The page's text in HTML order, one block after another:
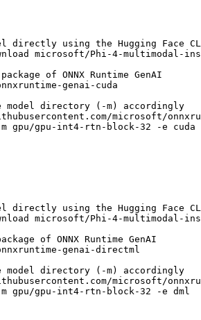
directly using the Hugging Face
microsoft/Phi-4-
of ONNX Runtime GenAI
genai-cuda
model directory (-m) accordingly
microsoft/
m gpu/gpu-int4-rtn-block-32 -e cuda
directly using the Hugging Face
microsoft/Phi-4-
of ONNX Runtime GenAI
genai-directml
model directory (-m) accordingly
microsoft/
m gpu/gpu-int4-rtn-block-32 -e dml